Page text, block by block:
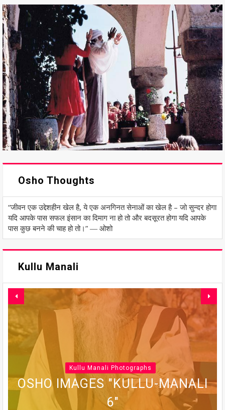
Osho Thoughts
“जीवन एक उद्देशहीन खेल है, ये एक अनगिनत सेनाओं का खेल है – जो सुन्दर होगा
यदि आपके पास सफल इंसान का दिमाग ना हो तो और बदसूरत होगा यदि आपके
पास कुछ बनने की चाह हो तो।” ― ओशो
Kullu Manali
OSHO IMAGES "KULLU-MANALI
5"
Kullu Manali Photographs
OSHO IMAGES "KULLU-MANALI
6"
OSHO IMAGES "KULLU-MANALI
7"
OSHO IMAGES "KULLU-MANALI
4"
OSHO IMAGES "KULLU-MANALI
3"